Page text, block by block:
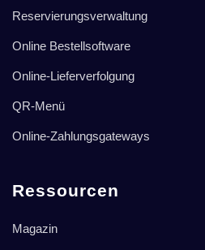
Reservierungsverwaltung
Online Bestellsoftware
Online-Lieferverfolgung
QR-Menü
Online-Zahlungsgateways
Ressourcen
Magazin